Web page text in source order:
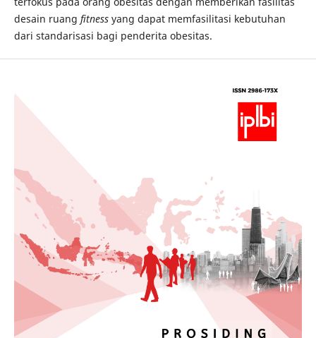
desain ruang fitness yang dapat memfasilitasi kebutuhan
dari standarisasi bagi penderita obesitas.